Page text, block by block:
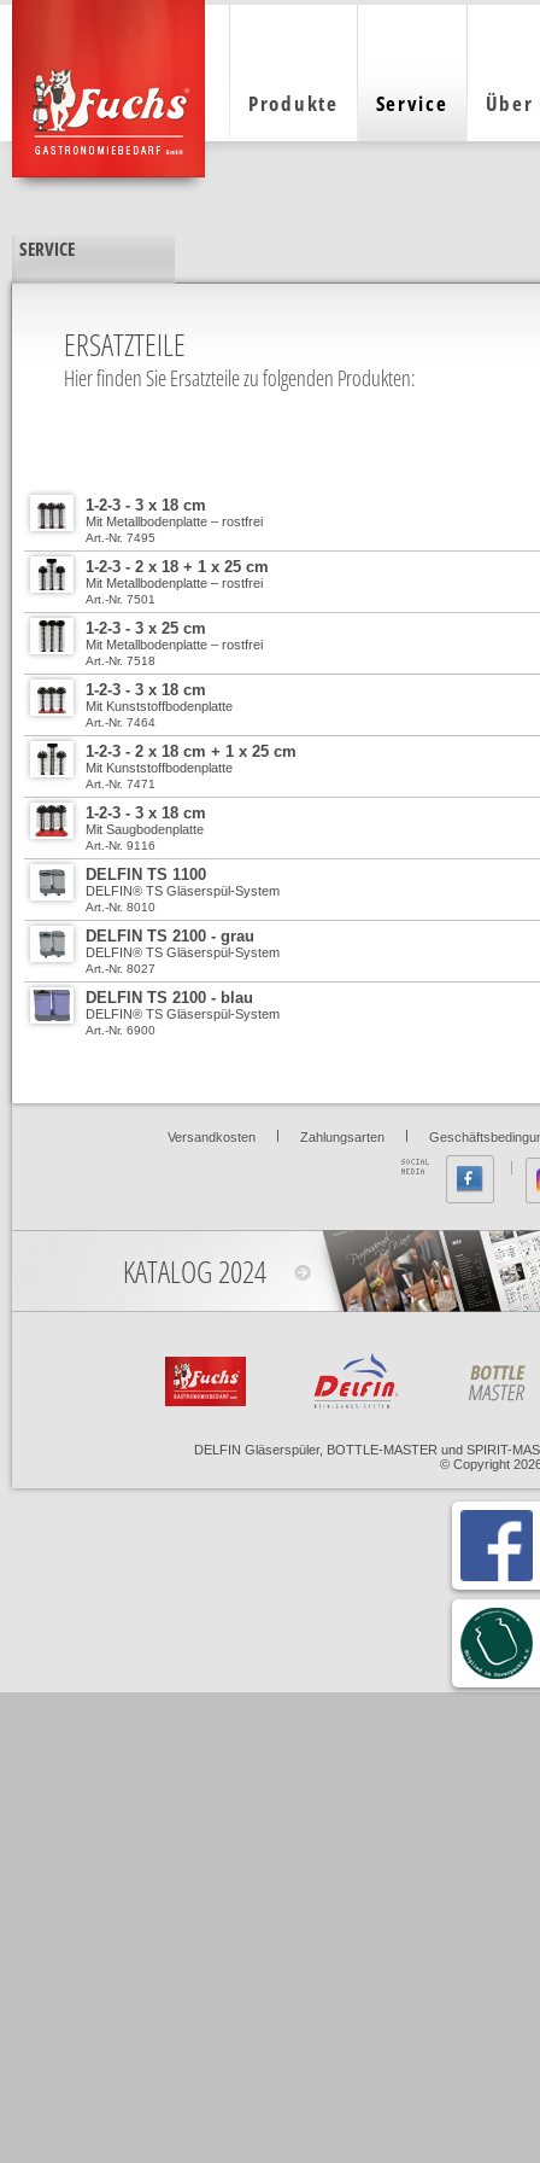
Produkte Service Über
SERVICE
ERSATZTEILE
Hier finden Sie Ersatzteile zu folgenden Produkten:
1-2-3 - 3 x 18 cm
Mit Metallbodenplatte – rostfrei
Art.-Nr. 7495
1-2-3 - 2 x 18 + 1 x 25 cm
Mit Metallbodenplatte – rostfrei
Art.-Nr. 7501
1-2-3 - 3 x 25 cm
Mit Metallbodenplatte – rostfrei
Art.-Nr. 7518
1-2-3 - 3 x 18 cm
Mit Kunststoffbodenplatte
Art.-Nr. 7464
1-2-3 - 2 x 18 cm + 1 x 25 cm
Mit Kunststoffbodenplatte
Art.-Nr. 7471
1-2-3 - 3 x 18 cm
Mit Saugbodenplatte
Art.-Nr. 9116
DELFIN TS 1100
DELFIN® TS Gläserspül-System
Art.-Nr. 8010
DELFIN TS 2100 - grau
DELFIN® TS Gläserspül-System
Art.-Nr. 8027
DELFIN TS 2100 - blau
DELFIN® TS Gläserspül-System
Art.-Nr. 6900
Versandkosten | Zahlungsarten |
KATALOG 2024
DELFIN Gläserspüler, BOTTLE-MASTER und SPIRIT-
© Copyright